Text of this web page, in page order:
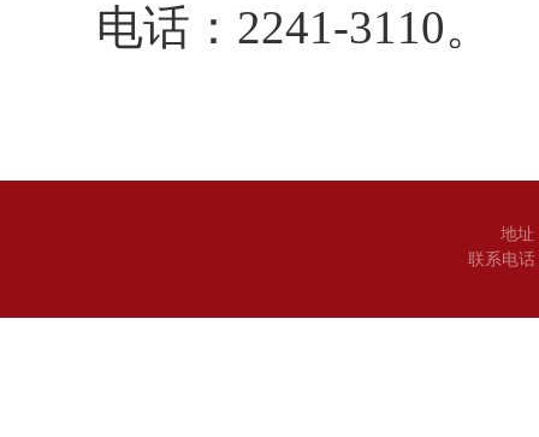
电话：2241-3110。
地址
联系电